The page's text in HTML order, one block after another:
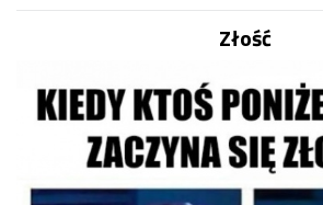
Złość